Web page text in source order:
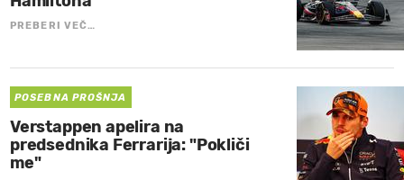
PREBERI VEČ…
POSEBNA PROŠNJA
Verstappen apelira na
predsednika Ferrarija: "Pokliči
me"